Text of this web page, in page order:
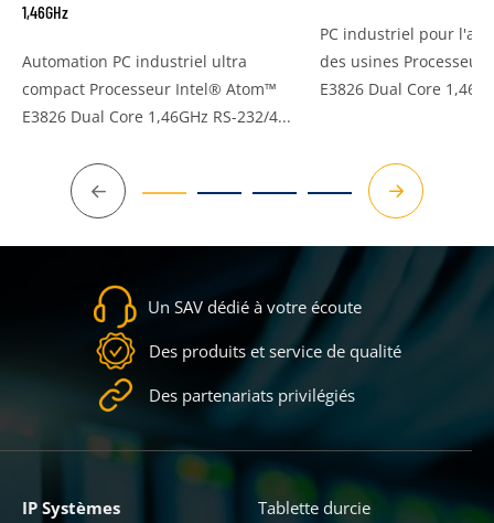
1,46GHz
Automation PC industriel ultra
compact Processeur Intel® Atom™
E3826 Dual Core 1,46GHz RS-232/4...
PC industriel pour
des usines
E3826 Dual Core
Précédent Suivant
Un SAV dédié à votre écoute
Des produits et service de qualité
Des partenariats privilégiés
IP Systèmes
Tablette durcie